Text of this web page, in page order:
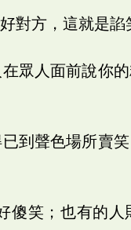
對方，這就是諂
眾人面前說你
到聲色場所賣
傻笑；也有的